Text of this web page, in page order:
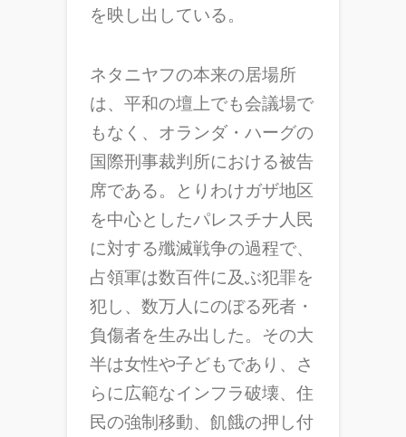
を映し出している。
ネタニヤフの本来の居場所
は、平和の壇上でも会議場で
もなく、オランダ・ハーグの
国際刑事裁判所における被告
席である。とりわけガザ地区
を中心としたパレスチナ人民
に対する殲滅戦争の過程で、
占領軍は数百件に及ぶ犯罪を
犯し、数万人にのぼる死者・
負傷者を生み出した。その大
半は女性や子どもであり、さ
らに広範なインフラ破壊、住
民の強制移動、飢餓の押し付